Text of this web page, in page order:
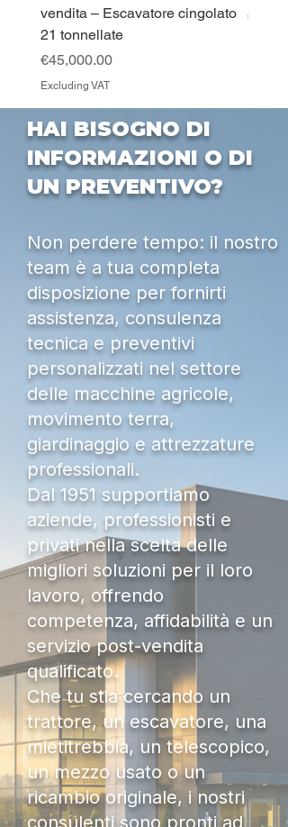
vendita – Escavatore cingolato
21 tonnellate
Price
€45,000.00
Excluding VAT
Price
HAI BISOGNO DI
INFORMAZIONI O DI
UN PREVENTIVO?
Non perdere tempo: il nostro
team è a tua completa
disposizione per fornirti
assistenza, consulenza
tecnica e preventivi
personalizzati nel settore
delle macchine agricole,
movimento terra,
giardinaggio e attrezzature
professionali.
Dal 1951 supportiamo
aziende, professionisti e
privati nella scelta delle
migliori soluzioni per il loro
lavoro, offrendo
competenza, affidabilità e un
servizio post-vendita
qualificato.
Che tu stia cercando un
trattore, un escavatore, una
mietitrebbia, un telescopico,
un mezzo usato o un
ricambio originale, i nostri
consulenti sono pronti ad